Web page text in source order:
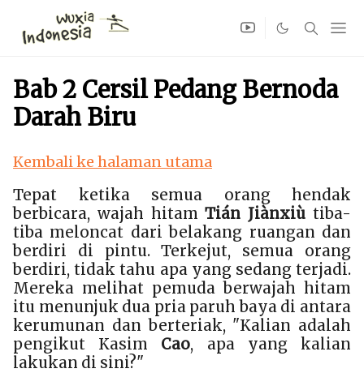
Bab 2 Cersil Pedang Bernoda
Darah Biru
Kembali ke halaman utama
Tepat ketika semua orang hendak
berbicara, wajah hitamTián Jiànxiù tiba-
tiba meloncat dari belakang ruangan dan
berdiri di pintu. Terkejut, semua orang
berdiri, tidak tahu apa yang sedang terjadi.
Mereka melihat pemuda berwajah hitam
itu menunjuk dua pria paruh baya di antara
kerumunan dan berteriak, "Kalian adalah
pengikut Kasim Cao, apa yang kalian
lakukan di sini?"